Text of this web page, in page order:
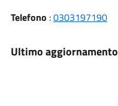
Telefono :0303197190
Ultimo aggiornamento